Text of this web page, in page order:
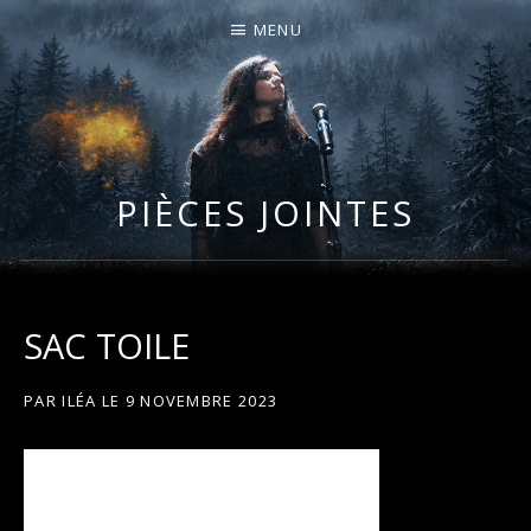
I
L
É
A
LA PLUS CELTIQUE DES AUVERGNATES !
MENU
PIÈCES JOINTES
SAC TOILE
PARILÉA LE 9 NOVEMBRE 2023